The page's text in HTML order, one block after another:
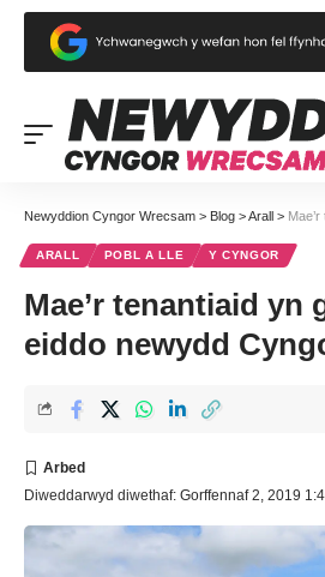
Newyddion Cyngor Wrecsam > Blog >Arall > Mae’r
ARALL POBL A LLE Y CYNGOR
Mae’r tenantiaid yn
eiddo newydd
Diweddarwyd diwethaf: Gorffennaf 2, 2019